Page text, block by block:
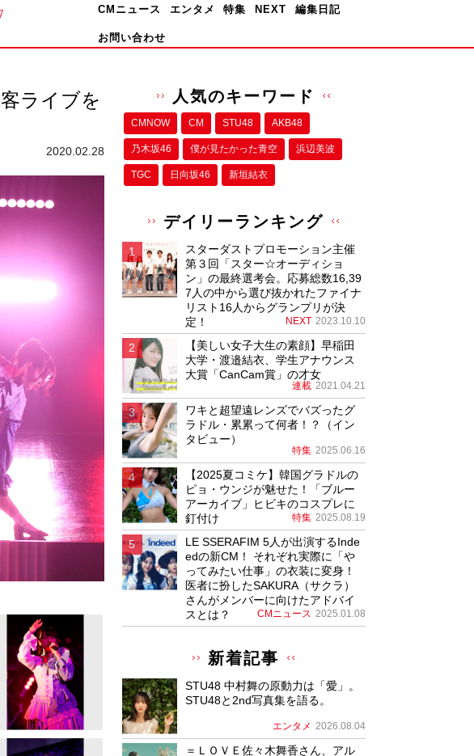
CMニュース エンタメ 特集 NEXT 編集日記
お問い合わせ
ライブを
2020.02.28
人気のキーワード
CMNOW CM STU48 AKB48
乃木坂46 僕が⾒たかった⻘空 浜辺美波
TGC 日向坂46 新垣結衣
デイリーランキング
スターダストプロモーション主催
第３回「スター☆オーディショ
ン」の最終選考会。応募総数16,39
7人の中から選び抜かれたファイナ
リスト16人からグランプリが決
定！
NEXT 2023.10.10
【美しい女子大生の素顔】早稲田
大学・渡邉結衣、学生アナウンス
大賞「CanCam賞」の才女
連載 2021.04.21
ワキと超望遠レンズでバズったグ
ラドル・累累って何者！？（イン
タビュー）
特集 2025.06.16
【2025夏コミケ】韓国グラドルの
ピョ・ウンジが魅せた！「ブルー
アーカイブ」ヒビキのコスプレに
釘付け
特集 2025.08.19
LE SSERAFIM 5人が出演するInde
edの新CM！ それぞれ実際に「や
ってみたい仕事」の衣装に変身！
医者に扮したSAKURA（サクラ）
さんがメンバーに向けたアドバイ
スとは？
CMニュース 2025.01.08
新着記事
STU48 中村舞の原動力は「愛」。
STU48と2nd写真集を語る。
エンタメ 2026.08.04
＝ＬＯＶＥ佐々木舞香さん、アル